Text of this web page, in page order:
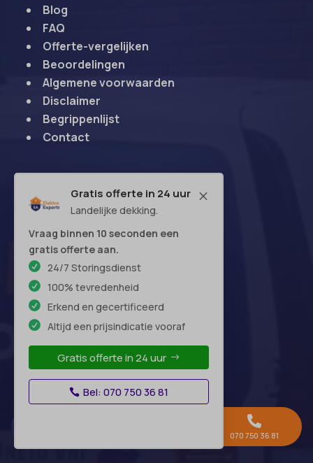
M
Gratis offerte in 24 uur
Landelijke dekking.
Vraag binnen 10 seconden een
gratis offerte aan.
24/7 Storingsdienst
100% tevredenheid
Erkend en gecertificeerd
Altijd een prijsindicatie vooraf
Gratis offerte in 24 uur
Bel: 070 750 36 81
Blog
FAQ
Offerte-vergelijken
Beoordelingen
Algemene voorwaarden
Disclaimer
Begrippenlijst
Contact
Openingstijden
Maandag:24 uur
Dinsdag:24 uur
Woensdag:24 uur
Donderdag:24 uur
Vrijdag:24 uur
Zaterdag:24 uur
Zondag:24 uur

070 750 36 81